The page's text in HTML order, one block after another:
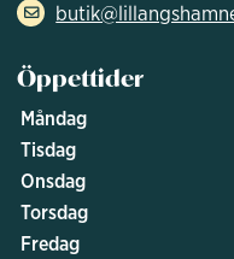
Öppettider
Måndag
Tisdag
Onsdag
Torsdag
Fredag